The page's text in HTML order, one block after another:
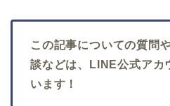
この記事についての質問
談などは、LINE公式アカ
います！